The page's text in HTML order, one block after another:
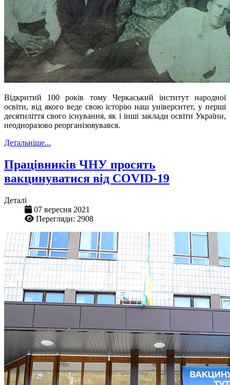
Відкритий 100 років тому Черкаський інститут народної
освіти, від якого веде свою історію наш університет, у перші
десятиліття свого існування, як і інші заклади освіти України,
неодноразово реорганізовувався.
Детальніше...
Працівників ЧНУ просять
вакцинуватися від COVID-19
Деталі
07 вересня 2021
Перегляди: 2908